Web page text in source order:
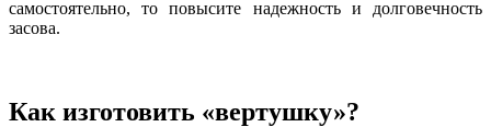
самостоятельно, то повысите надежность и долговечность
засова.
Как изготовить «вертушку»?